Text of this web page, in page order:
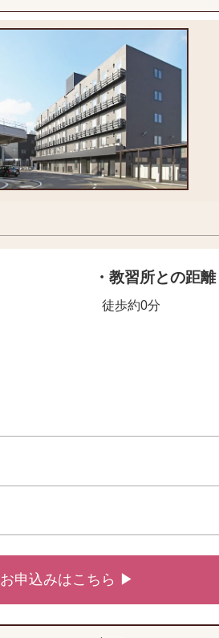
・教習所との距離
徒歩約0分
お申込みはこちら ▶